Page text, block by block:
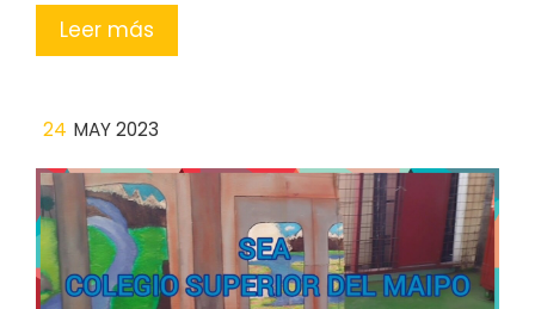
Leer más
24 MAY 2023